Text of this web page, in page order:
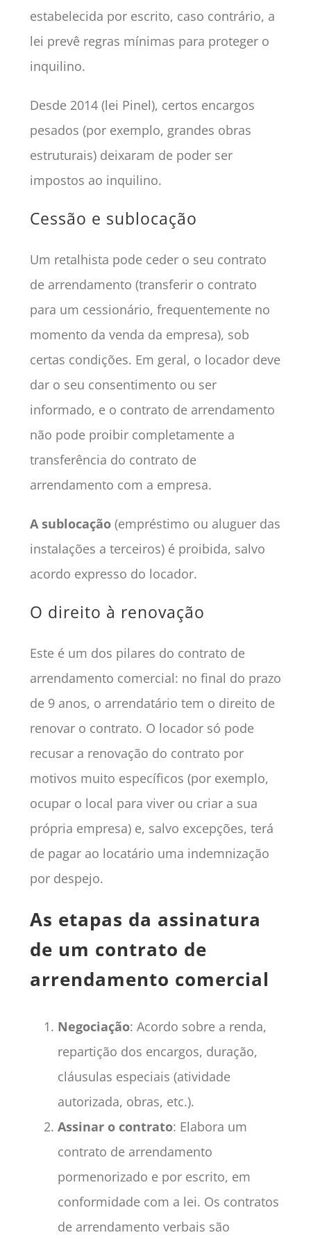
estabelecida por escrito, caso contrário, a
lei prevê regras mínimas para proteger o
inquilino.
Desde 2014 (lei Pinel), certos encargos
pesados (por exemplo, grandes obras
estruturais) deixaram de poder ser
impostos ao inquilino.
Cessão e sublocação
Um retalhista pode ceder o seu contrato
de arrendamento (transferir o contrato
para um cessionário, frequentemente no
momento da venda da empresa), sob
certas condições. Em geral, o locador deve
dar o seu consentimento ou ser
informado, e o contrato de arrendamento
não pode proibir completamente a
transferência do contrato de
arrendamento com a empresa.
A sublocação(empréstimo ou aluguer das
instalações a terceiros) é proibida, salvo
acordo expresso do locador.
O direito à renovação
Este é um dos pilares do contrato de
arrendamento comercial: no final do prazo
de 9 anos, o arrendatário tem o direito de
renovar o contrato. O locador só pode
recusar a renovação do contrato por
motivos muito específicos (por exemplo,
ocupar o local para viver ou criar a sua
própria empresa) e, salvo excepções, terá
de pagar ao locatário uma indemnização
por despejo.
As etapas da assinatura
de um contrato de
arrendamento comercial
Negociação: Acordo sobre a renda,
repartição dos encargos, duração,
cláusulas especiais (atividade
autorizada, obras, etc.).
Assinar o contrato: Elabora um
contrato de arrendamento
pormenorizado e por escrito, em
conformidade com a lei. Os contratos
de arrendamento verbais são